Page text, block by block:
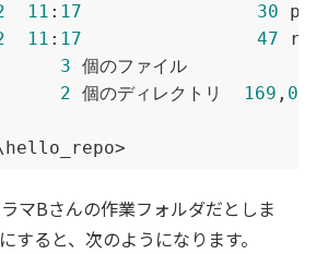
11 : 17
30
11 : 17 47
3 個のファ
2 個のディレクトリ 169 ,
マBさんの作業フォルダだとしま
すると、次のようになります。